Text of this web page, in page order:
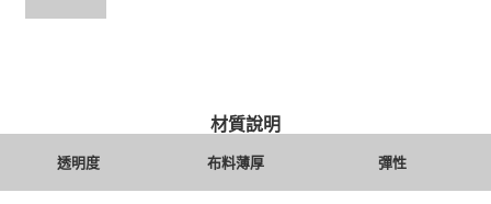
材質說明
透明度 布料薄厚 彈性